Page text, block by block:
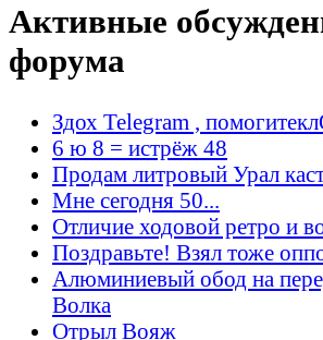
Активные
форума
Здох Telegram ,
6 ю 8 = истрёж 48
Продам литровый Урал
Мне сегодня 50...
Отличие ходовой ретро и
Поздравьте! Взял тоже
Алюминиевый обод на
Волка
Отрыл Вояж